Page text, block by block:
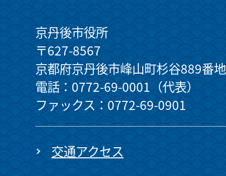
京丹後市役所
〒627-8567
京都府京丹後市峰山町杉谷889番地
電話：0772-69-0001（代表）
ファックス：0772-69-0901
交通アクセス